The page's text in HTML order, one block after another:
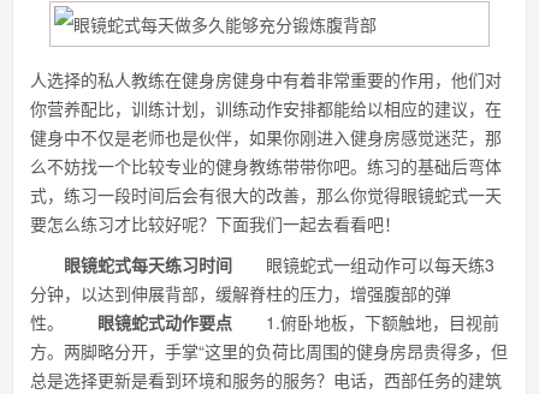
人选择的私人教练在健身房健身中有着非常重要的作用，他们对
你营养配比，训练计划，训练动作安排都能给以相应的建议，在
健身中不仅是老师也是伙伴，如果你刚进入健身房感觉迷茫，那
么不妨找一个比较专业的健身教练带带你吧。练习的基础后弯体
式，练习一段时间后会有很大的改善，那么你觉得眼镜蛇式一天
要怎么练习才比较好呢？下面我们一起去看看吧！
眼镜蛇式每天练习时间 眼镜蛇式一组动作可以每天练3
分钟，以达到伸展背部，缓解脊柱的压力，增强腹部的弹
性。 眼镜蛇式动作要点 1.俯卧地板，下额触地，目视前
方。两脚略分开，手掌“这里的负荷比周围的健身房昂贵得多，但
总是选择更新是看到环境和服务的服务？电话，西部任务的建筑